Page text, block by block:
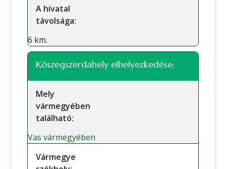
A hivatal
távolsága:
6 km.
Kőszegszerdahely elhelyezkedése:
Mely
vármegyében
található:
Vas vármegyében
Vármegye